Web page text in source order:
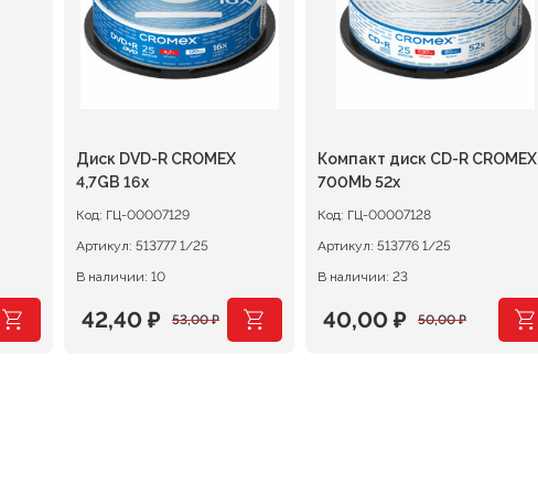
Диск DVD-R CROMEX
4,7GB 16х
Код: ГЦ-00007129
Артикул:
513777 1/25
В наличии: 10
53,00₽
Первоначальная
42,40 ₽
Текущая
Компакт диск CD-R CROMEX
700Mb 52х
Код: ГЦ-00007128
Артикул:
513776 1/25
В наличии: 23
50,00₽
Первоначальная
40,00 ₽
Текущая